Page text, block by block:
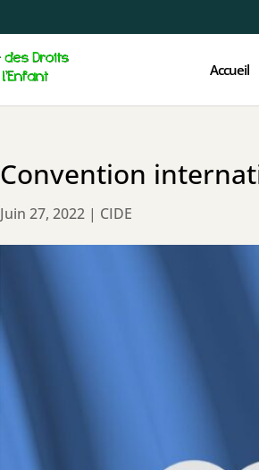
Accueil
Convention
Juin 27, 2022 | CIDE